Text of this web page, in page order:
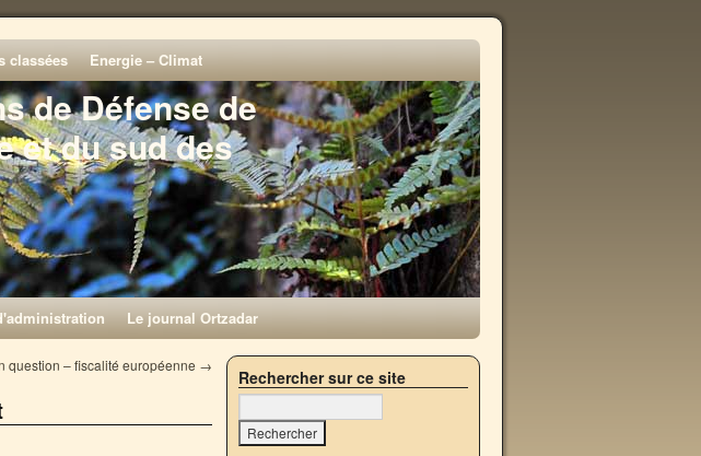
de Défense de
et du sud des
classées Energie – Climat
Le journal Ortzadar
question – fiscalité européenne →
Rechercher sur ce site